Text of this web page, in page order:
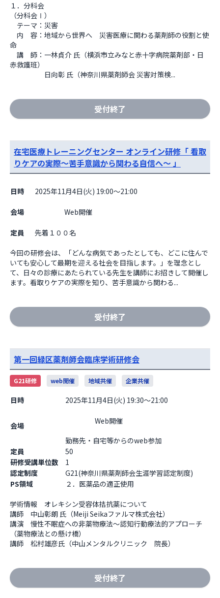
１．分科会
（分科会Ⅰ）
テーマ：災害
内　容：地域から世界へ　災害医療に関わる薬剤師の役割と使
命
講　師：一林貞介 氏（横浜市立みなと赤十字病院薬剤部・日
赤救護班）
日向彰 氏（神奈川県薬剤師会 災害対策検...
受付終了
在宅医療トレーニングセンター オンライン研修「 看取
りケアの実際～苦手意識から関わる自信へ～ 」
日時 2025年11月4日(火) 19:00～21:00
会場
定員 先着１００名
今回の研修会は、「どんな病気であったとしても、どこに住んで
いても安心して最期を迎える社会を目指します。」を理念とし
て、日々の診療にあたられている先生を講師にお招きして開催し
ます。看取りケアの実際を知り、苦手意識から関わる...
受付終了
第一回緑区薬剤師会臨床学術研修会
G21研修 web開催 地域共催 企業共催
日時 2025年11月4日(火) 19:30～21:00
会場
勤務先・自宅等からのweb参加
定員
50
研修受講単位数
1
認定制度
G21(神奈川県薬剤師会生涯学習認定制度)
PS領域
２．医薬品の適正使用
学術情報　オレキシン受容体拮抗薬について
講師　中山彰朗 氏（Meiji Seikaファルマ株式会社）
講演　慢性不眠症への非薬物療法～認知行動療法的アプローチ
（薬物療法との懸け橋）
講師　松村雄彦氏（中山メンタルクリニック　院長）
受付終了